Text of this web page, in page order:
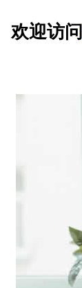
欢迎访问